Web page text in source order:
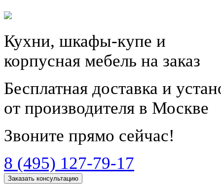
Кухни, шкафы-купе и
корпусная мебель на заказ
Бесплатная доставка и
от производителя в Москве
Звоните прямо сейчас!
8 (495) 127-79-17
Заказать консультацию